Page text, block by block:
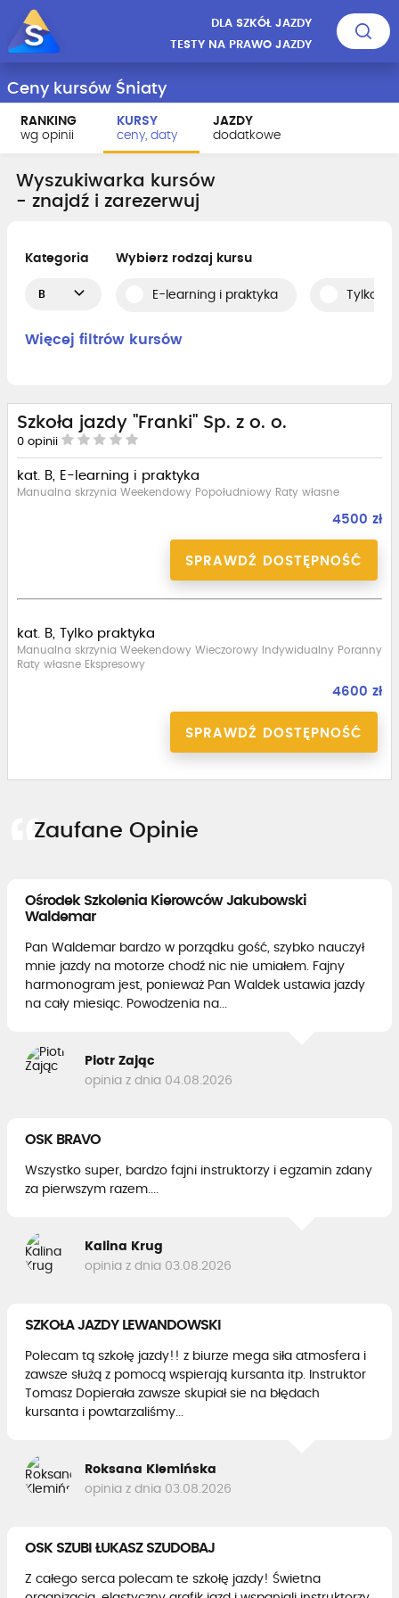
DLA SZKÓŁ JAZDY
TESTY NA PRAWO JAZDY
Ceny kursów Śniaty
RANKING
wg opinii
KURSY
ceny, daty
JAZDY
dodatkowe
Wyszukiwarka kursów
- znajdź i zarezerwuj
Kategoria
B
Wybierz rodzaj kursu
E-learning i praktyka Tylko
Więcej filtrów kursów
Szkoła jazdy "Franki" Sp. z o. o.
0 opinii
kat. B, E-learning i praktyka
Manualna skrzynia Weekendowy Popołudniowy Raty własne
4500 zł
SPRAWDŹ DOSTĘPNOŚĆ
kat. B, Tylko praktyka
Manualna skrzynia Weekendowy Wieczorowy Indywidualny Poranny
Raty własne Ekspresowy
4600 zł
SPRAWDŹ DOSTĘPNOŚĆ
Zaufane Opinie
Ośrodek Szkolenia Kierowców Jakubowski
Waldemar
Pan Waldemar bardzo w porządku gość, szybko nauczył
mnie jazdy na motorze chodź nic nie umiałem. Fajny
harmonogram jest, ponieważ Pan Waldek ustawia jazdy
na cały miesiąc. Powodzenia na...
Piotr Zając
opinia z dnia 04.08.2026
OSK BRAVO
Wszystko super, bardzo fajni instruktorzy i egzamin zdany
za pierwszym razem....
Kalina Krug
opinia z dnia 03.08.2026
SZKOŁA JAZDY LEWANDOWSKI
Polecam tą szkołę jazdy!! z biurze mega siła atmosfera i
zawsze służą z pomocą wspierają kursanta itp. Instruktor
Tomasz Dopierała zawsze skupiał sie na błędach
kursanta i powtarzaliśmy...
Roksana Klemińska
opinia z dnia 03.08.2026
OSK SZUBI ŁUKASZ SZUDOBAJ
Z całego serca polecam te szkołę jazdy! Świetna